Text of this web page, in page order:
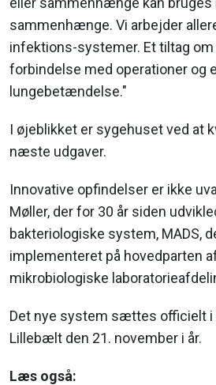
sammenhænge. Vi arbejder
infektions-systemer. Et tiltag
forbindelse med operationer og
lungebetændelse."
I øjeblikket er sygehuset ved at
næste udgaver.
Innovative opfindelser er ikke
Møller, der for 30 år siden
bakteriologiske system, MADS,
implementeret på hovedparten
mikrobiologiske
Det nye system sættes officielt i
Lillebælt den 21. november i år.
Læs også: